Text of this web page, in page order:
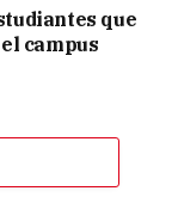
que
campus